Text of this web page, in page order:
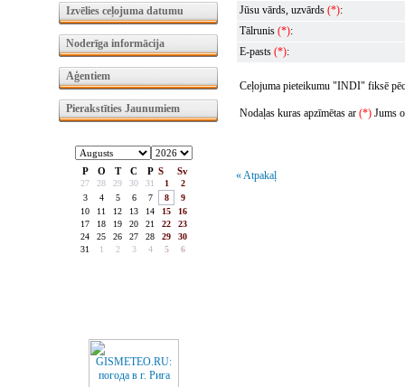
Izvēlies ceļojuma datumu
Noderīga informācija
Aģentiem
Pierakstīties Jaunumiem
P O T C P S Sv
27 28 29 30 31 1
2
3
4 5 6 7 8
9
10
11 12 13 14 15
16
17
18 19 20 21 22
23
24
25 26 27 28 29
30
31
1 2 3 4 5 6
Jūsu vārds, uzvārds (*):
Tālrunis (*):
E-pasts (*):
Ceļojuma pieteikumu "INDI" fiksē
Nodaļas kuras apzīmētas ar (*) Jums
« Atpakaļ